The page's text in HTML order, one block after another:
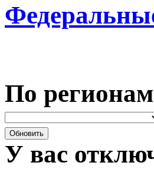
По
У вас